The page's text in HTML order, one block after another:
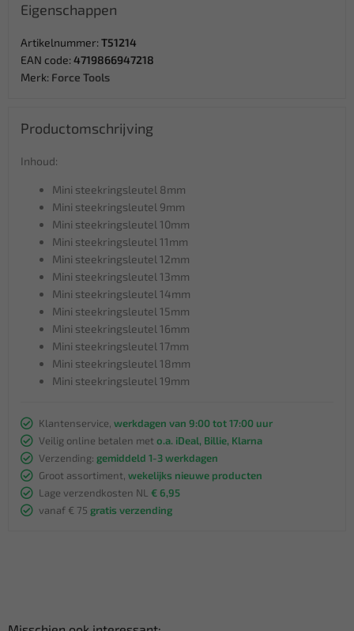
Eigenschappen
Artikelnummer: T51214
EAN code: 4719866947218
Merk: Force Tools
Productomschrijving
Inhoud:
Mini steekringsleutel 8mm
Mini steekringsleutel 9mm
Mini steekringsleutel 10mm
Mini steekringsleutel 11mm
Mini steekringsleutel 12mm
Mini steekringsleutel 13mm
Mini steekringsleutel 14mm
Mini steekringsleutel 15mm
Mini steekringsleutel 16mm
Mini steekringsleutel 17mm
Mini steekringsleutel 18mm
Mini steekringsleutel 19mm
Klantenservice, werkdagen van 9:00 tot 17:00 uur
Veilig online betalen met o.a. iDeal, Billie, Klarna
Verzending: gemiddeld 1-3 werkdagen
Groot assortiment, wekelijks nieuwe producten
Lage verzendkosten NL € 6,95
vanaf € 75 gratis verzending